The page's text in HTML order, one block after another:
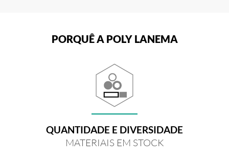
PORQUÊ A POLY LANEMA
QUANTIDADE E DIVERSIDADE
MATERIAIS EM STOCK